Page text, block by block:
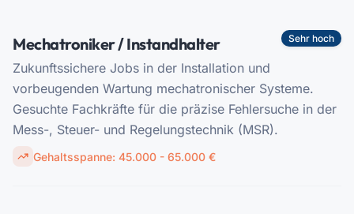
Mechatroniker / Instandhalter Sehr hoch
Zukunftssichere Jobs in der Installation und
vorbeugenden Wartung mechatronischer Systeme.
Gesuchte Fachkräfte für die präzise Fehlersuche in der
Mess-, Steuer- und Regelungstechnik (MSR).
Gehaltsspanne: 45.000 - 65.000 €